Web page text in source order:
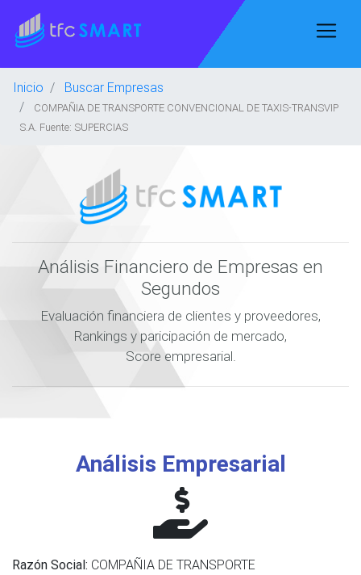
Inicio Buscar Empresas
COMPAÑIA DE TRANSPORTE CONVENCIONAL DE TAXIS-TRANSVIP
S.A. Fuente: SUPERCIAS
Análisis Financiero de Empresas en
Segundos
Evaluación financiera de clientes y proveedores,
Rankings y paricipación de mercado,
Score empresarial.
Análisis Empresarial
Razón Social: COMPAÑIA DE TRANSPORTE